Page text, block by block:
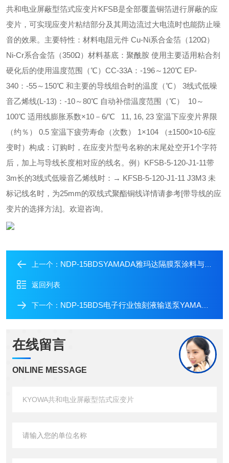
共和电业屏蔽型箔式应变片KFSB是全部覆盖铜箔进行屏蔽的应
变片，可实现应变片粘结部分及其周边流过大电流时也能防止噪
音的效果。主要特性：材料电阻元件 Cu-Ni系合金箔（120Ω）
Ni-Cr系合金箔（350Ω）材料基底：聚酰胺 使用主要适用粘合剂
硬化后的使用温度范围（℃）CC-33A：-196～120℃ EP-
340：-55～150℃ 和主要的导线组合时的温度（℃） 3线式低噪
音乙烯线(L-13)：-10～80℃ 自动补偿温度范围（℃） 10～
100℃ 适用线膨胀系数×10－6/℃ 11, 16, 23 室温下应变片界限
（约％） 0.5 室温下疲劳寿命（次数） 1×104 （±1500×10-6应
变时）构成：订购时，在应变片型号名称的末尾处空开1个字符
后，加上与导线长度相对应的线名。例）KFSB-5-120-J1-11带
3m长的3线式低噪音乙烯线时：→ KFSB-5-120-J1-11 J3M3 未
标记线名时，为25mm的双线式聚酯铜线详情请参考[带导线的应
变片的选择方法]。欢迎咨询。
上一个： NDP-15BDSYAMADA雅玛达隔膜泵涂料与油墨行业输送泵
返回列表
下一个： NDP-15BDS电子行业蚀刻液输送泵YAMADA雅玛达隔膜泵
在线留言
ONLINE MESSAGE